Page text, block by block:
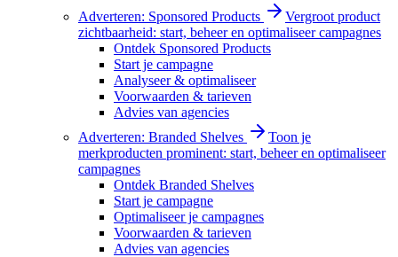
Adverteren: Sponsored Products
Vergroot product
zichtbaarheid: start, beheer en optimaliseer campagnes
Ontdek Sponsored Products
Start je campagne
Analyseer & optimaliseer
Voorwaarden & tarieven
Advies van agencies
Adverteren: Branded Shelves
Toon je
merkproducten prominent: start, beheer en optimaliseer
campagnes
Ontdek Branded Shelves
Start je campagne
Optimaliseer je campagnes
Voorwaarden & tarieven
Advies van agencies